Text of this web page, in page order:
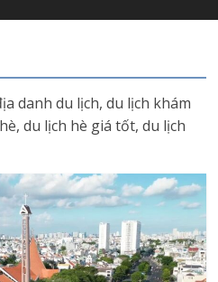
danh du lịch, du lịch khám
du lịch hè giá tốt, du lịch